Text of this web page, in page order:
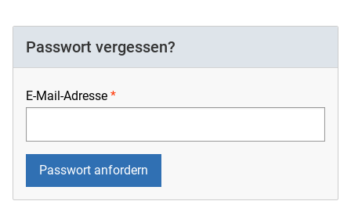
Passwort vergessen?
E-Mail-Adresse